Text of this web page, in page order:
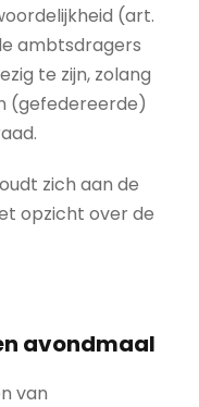
(art.
ambtsdragers
te zijn, zolang
(gefedereerde)
zich aan de
opzicht over de
avondmaal
van